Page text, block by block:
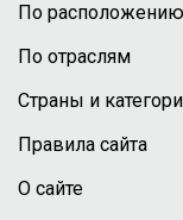
По расположению
По отраслям
Страны и
Правила сайта
О сайте